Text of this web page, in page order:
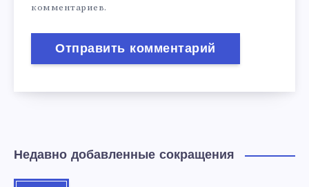
комментариев.
Недавно добавленные сокращения